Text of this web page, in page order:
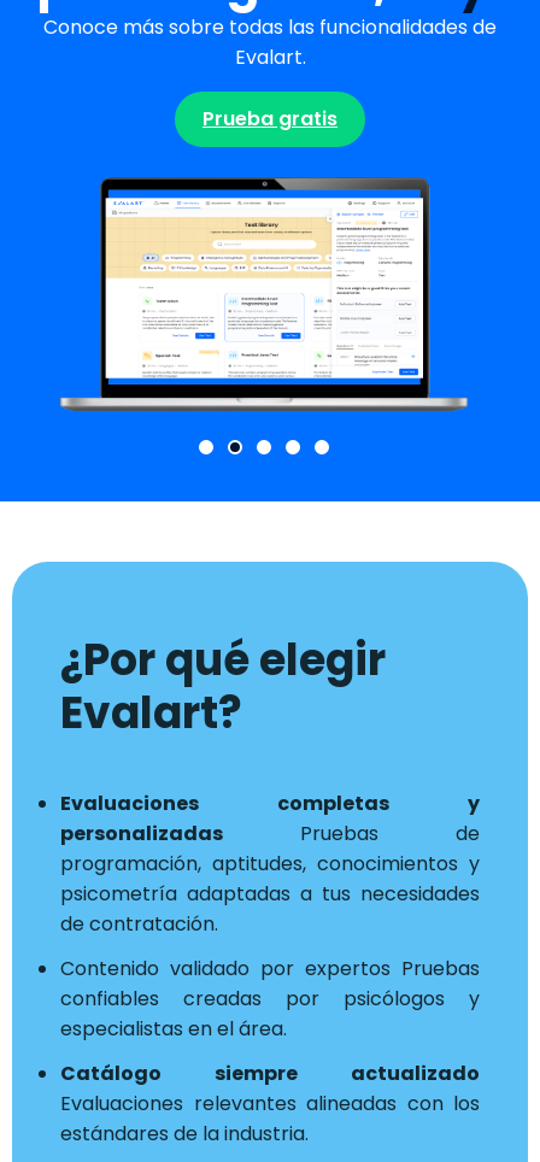
Conoce más sobre todas las funcionalidades de
Evalart.
Prueba gratis
¿Por qué elegir
Evalart?
Evaluaciones completas y
personalizadas Pruebas de
programación, aptitudes, conocimientos y
psicometría adaptadas a tus necesidades
de contratación.
Contenido validado por expertos Pruebas
confiables creadas por psicólogos y
especialistas en el área.
Catálogo siempre actualizado
Evaluaciones relevantes alineadas con los
estándares de la industria.